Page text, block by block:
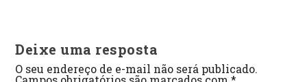
Deixe uma resposta
O seu endereço de e-mail não será publicado.